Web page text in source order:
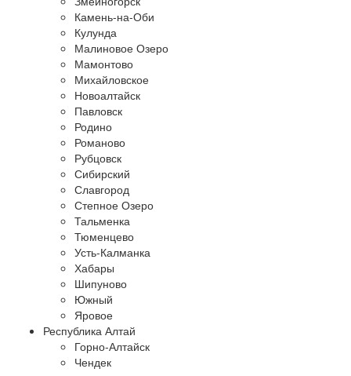
Камень-на-Оби
Кулунда
Малиновое Озеро
Мамонтово
Михайловское
Новоалтайск
Павловск
Родино
Романово
Рубцовск
Сибирский
Славгород
Степное Озеро
Тальменка
Тюменцево
Усть-Калманка
Хабары
Шипуново
Южный
Яровое
Республика Алтай
Горно-Алтайск
Чендек